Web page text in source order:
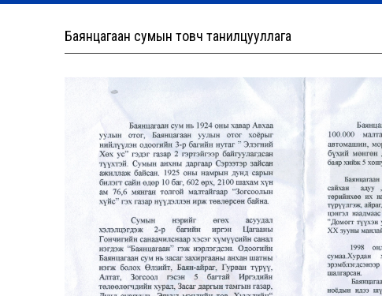
Баянцагаан сумын товч танилцууллага